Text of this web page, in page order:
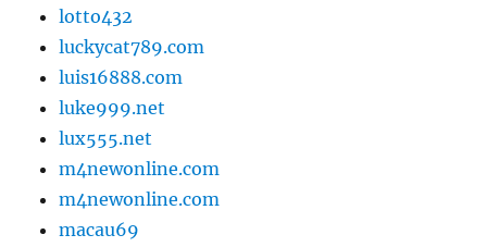
lotto432
luckycat789.com
luis16888.com
luke999.net
lux555.net
m4newonline.com
m4newonline.com
macau69